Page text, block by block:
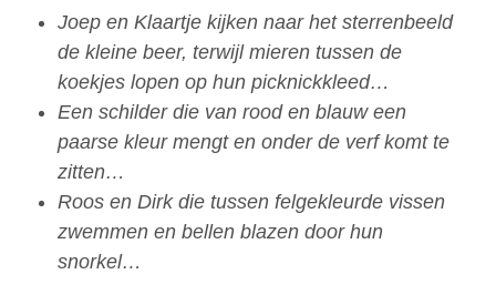
Joep en Klaartje kijken naar het sterrenbeeld
de kleine beer, terwijl mieren tussen de
koekjes lopen op hun picknickkleed…
Een schilder die van rood en blauw een
paarse kleur mengt en onder de verf komt te
zitten…
Roos en Dirk die tussen felgekleurde vissen
zwemmen en bellen blazen door hun
snorkel…